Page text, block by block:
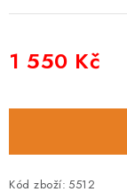
1 550 Kč
Kód zboží: 5512